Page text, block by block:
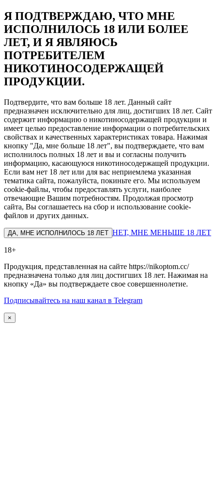
Я ПОДТВЕРЖДАЮ, ЧТО МНЕ
ИСПОЛНИЛОСЬ 18 ИЛИ БОЛЕЕ
ЛЕТ, И Я ЯВЛЯЮСЬ
ПОТРЕБИТЕЛЕМ
НИКОТИНОСОДЕРЖАЩЕЙ
ПРОДУКЦИИ.
Подтвердите, что вам больше 18 лет. Данный сайт
предназначен исключительно для лиц, достигших 18 лет. Сайт
содержит информацию о никотиносодержащей продукции и
имеет целью предоставление информации о потребительских
свойствах и качественных характеристиках товара. Нажимая
кнопку "Да, мне больше 18 лет", вы подтверждаете, что вам
исполнилось полных 18 лет и вы и согласны получить
информацию, касающуюся никотиносодержащей продукции.
Если вам нет 18 лет или для вас неприемлема указанная
тематика сайта, пожалуйста, покиньте его. Мы используем
cookie-файлы, чтобы предоставлять услуги, наиболее
отвечающие Вашим потребностям. Продолжая просмотр
сайта, Вы соглашаетесь на сбор и использование cookie-
файлов и других данных.
ДА, МНЕ ИСПОЛНИЛОСЬ 18 ЛЕТ НЕТ, МНЕ МЕНЬШЕ 18 ЛЕТ
18+
Продукция, представленная на сайте https://nikoptom.cc/
предназначена только для лиц достигших 18 лет. Нажимая на
кнопку «Да» вы подтверждаете свое совершеннолетие.
Подписывайтесь на наш канал в Telegram
×